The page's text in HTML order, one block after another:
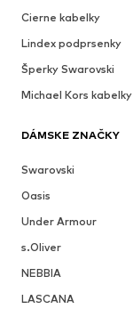
Cierne kabelky
Lindex podprsenky
Šperky Swarovski
Michael Kors kabelky
DÁMSKE ZNAČKY
Swarovski
Oasis
Under Armour
s.Oliver
NEBBIA
LASCANA